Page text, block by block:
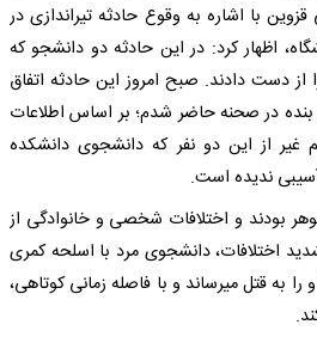
با اشاره به وقوع حادثه تیراندازی در
اظهار کرد: در این حادثه دو دانشجو که
دست دادند. صبح امروز این حادثه اتفاق
بنده در صحنه حاضر شدم؛ بر اساس اطلاعات
از این دو نفر که دانشجوی دانشکده
ندیده است.
بودند و اختلافات شخصی و خانوادگی از
اختلافات، دانشجوی مرد با اسلحه کمری
به قتل میرساند و با فاصله زمانی کوتاهی،